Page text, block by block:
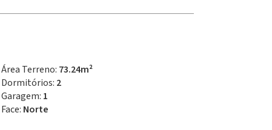
Área Terreno: 73.24m²
Dormitórios: 2
Garagem: 1
Face: Norte